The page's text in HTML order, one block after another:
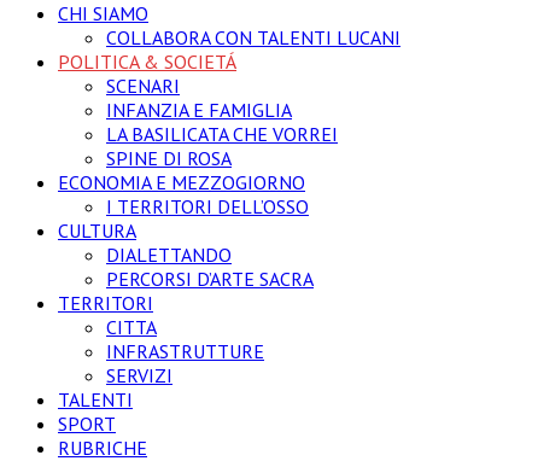
CHI SIAMO
COLLABORA CON TALENTI LUCANI
POLITICA & SOCIETÁ
SCENARI
INFANZIA E FAMIGLIA
LA BASILICATA CHE VORREI
SPINE DI ROSA
ECONOMIA E MEZZOGIORNO
I TERRITORI DELL’OSSO
CULTURA
DIALETTANDO
PERCORSI D’ARTE SACRA
TERRITORI
CITTA
INFRASTRUTTURE
SERVIZI
TALENTI
SPORT
RUBRICHE